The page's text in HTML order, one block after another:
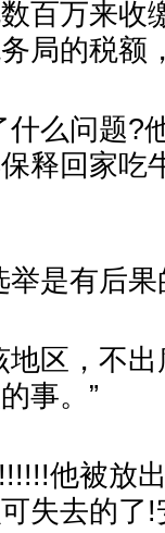
百万来收
局的税额
什么问题?
释回家吃
是有后
地区，不
事。”
他被放
失去的了